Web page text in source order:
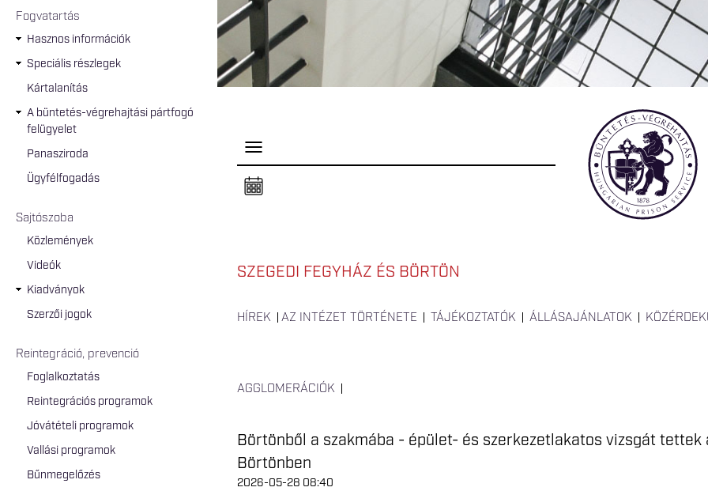
Fogvatartás
Hasznos információk
Speciális részlegek
Kártalanítás
A büntetés-végrehajtási pártfogó
felügyelet
Panasziroda
Ügyfélfogadás
Sajtószoba
Közlemények
Videók
Kiadványok
Szerzői jogok
Reintegráció, prevenció
Foglalkoztatás
Reintegrációs programok
Jóvátételi programok
Vallási programok
Bűnmegelőzés
P
e
l
s
a
SZEGEDI FEGYHÁZ ÉS BÖRTÖN
HÍREK AZ INTÉZET TÖRTÉNETE TÁJÉKOZTATÓK ÁLLÁSAJÁNLATOK
AGGLOMERÁCIÓK
Börtönből a szakmába - épület- és szerkezetlakatos vizsgát
Börtönben
2026-05-28 08:40